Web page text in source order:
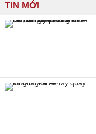
TIN MỚI